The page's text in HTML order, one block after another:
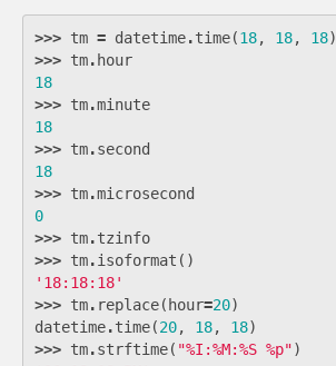
>>> tm = datetime.time(18, 18, 18)
>>> tm. hour
18
>>> tm.minute
18
>>> tm.second
18
>>> tm.microsecond
0
>>> tm.tzinfo
>>> tm.isoformat ()
'18:18:18'
>>> tm. replace( hour=20)
datetime.time(20, 18, 18)
>>> tm.strftime( "%I:%M:%S %p")